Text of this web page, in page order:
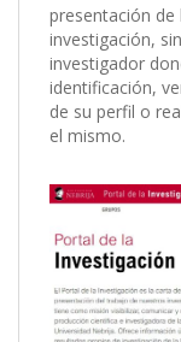
presentación
investigación,
investigador
identificación,
de su perfil o
el mismo.